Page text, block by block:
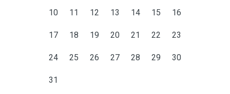
10 11 12 13 14 15 16
17 18 19 20 21 22 23
24 25 26 27 28 29 30
31